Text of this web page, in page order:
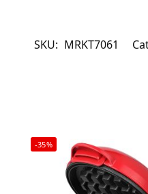
SKU: MRKT7061
-35%